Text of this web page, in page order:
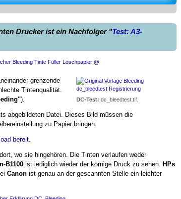
Drucker ist ein Nachfolger "Test: A3-
DC-Test: dc_bleedtest.tif.
grenzende
Tintenqualität.
).
abgebildeten Datei. Dieses Bild müssen die
zu Papier bringen.
bereit.
wo sie hingehören. Die Tinten verlaufen weder
B1100 ist lediglich wieder der körnige Druck zu sehen. HPs
Canon ist genau an der gescannten Stelle ein leichter